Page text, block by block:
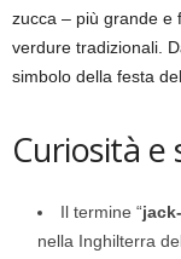
zucca – più grande e
verdure tradizionali.
simbolo della festa
Curiosità e
Il termine “
nella Inghilterra